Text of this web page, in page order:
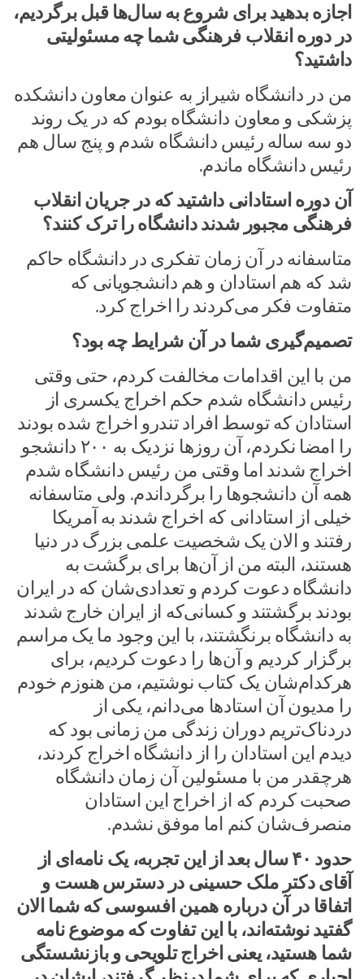
اجازه بدهید برای شروع به سال‌ها قبل برگردیم،
در دوره انقلاب فرهنگی شما چه مسئولیتی
داشتید؟
من در دانشگاه شیراز به عنوان معاون دانشکده
پزشکی و معاون دانشگاه بودم که در یک روند
دو سه ساله رئیس دانشگاه شدم و پنج سال هم
رئیس دانشگاه ماندم.
آن دوره استادانی داشتید که در جریان انقلاب
فرهنگی مجبور شدند دانشگاه را ترک کنند؟
متاسفانه در آن زمان تفکری در دانشگاه حاکم
شد که هم استادان و هم دانشجویانی که
متفاوت فکر می‌کردند را اخراج کرد.
تصمیم‌گیری شما در آن شرایط چه بود؟
من با این اقدامات مخالفت کردم، حتی وقتی
رئیس دانشگاه شدم حکم اخراج یکسری از
استادان که توسط افراد تندرو اخراج شده بودند
را امضا نکردم، آن روزها نزدیک به ۲۰۰ دانشجو
اخراج شدند اما وقتی من رئیس دانشگاه شدم
همه آن دانشجوها را برگرداندم. ولی متاسفانه
خیلی از استادانی که اخراج شدند به آمریکا
رفتند و الان یک شخصیت علمی بزرگ در دنیا
هستند، البته من از آن‌ها برای برگشت به
دانشگاه دعوت کردم و تعدادی‌شان که در ایران
بودند برگشتند و کسانی‌که از ایران خارج شدند
به دانشگاه برنگشتند، با این وجود ما یک مراسم
برگزار کردیم و آن‌ها را دعوت کردیم، برای
هرکدام‌شان یک کتاب نوشتیم، من هنوزم خودم
را مدیون آن استادها می‌دانم، یکی از
دردناک‌تریم دوران زندگی من زمانی بود که
دیدم این استادان را از دانشگاه اخراج کردند،
هرچقدر من با مسئولین آن زمان دانشگاه
صحبت کردم که از اخراج این استادان
منصرف‌شان کنم اما موفق نشدم.
حدود ۴۰ سال بعد از این تجربه، یک نامه‌ای از
آقای دکتر ملک حسینی در دسترس هست و
اتفاقا در آن درباره همین افسوسی که شما الان
گفتید نوشته‌اند، با این تفاوت که موضوع نامه
شما هستید، یعنی اخراج تلویحی و بازنشستگی